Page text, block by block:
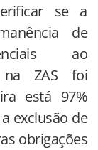
se a
de
ao
na ZAS foi
está 97%
exclusão de
obrigações